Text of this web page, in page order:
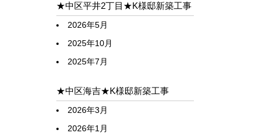
★中区平井2丁目★K様邸新築工事
2026年5月
2025年10月
2025年7月
★中区海吉★K様邸新築工事
2026年3月
2026年1月